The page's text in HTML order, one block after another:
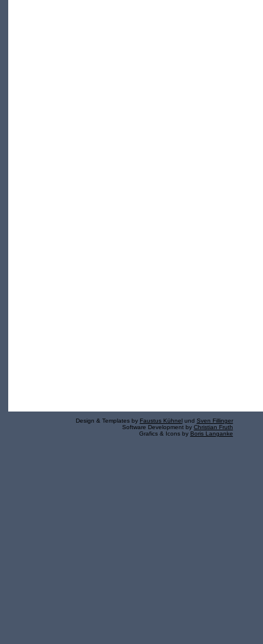
Design & Templates by Faustus Kühnel und Sven Fillinger
Software Development by Christian Fruth
Grafics & Icons by Boris Langanke